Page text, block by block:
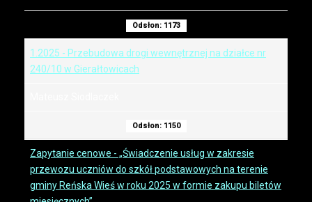
Odsłon: 1173
1.2025 - Przebudowa drogi wewnętrznej na działce nr
240/10 w Gierałtowicach
Odsłon: 1150
Zapytanie cenowe - „Świadczenie usług w zakresie
przewozu uczniów do szkół podstawowych na terenie
gminy Reńska Wieś w roku 2025 w formie zakupu biletów